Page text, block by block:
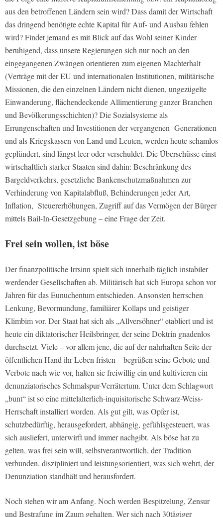
aus den betroffenen Ländern sein wird? Dass damit der Wirtschaft
das dringend benötigte echte Kapital für Auf- und Ausbau fehlen
wird? Findet jemand es mit Blick auf das Wohl seiner Kinder
beruhigend, dass unsere Regierungen sich nur noch an den
eingegangenen Zwängen orientieren zum eigenen Machterhalt
(Verträge mit der EU und internationalen Institutionen, militärische
Missionen, die den einzelnen Ländern nicht dienen, ungezügelte
Einwanderung, flächendeckende Allimentierung ganzer Branchen
und Bevölkerungsschichten)? Die Sozialsysteme als
Errungenschaften und Investitionen der vergangenen Generationen
und als Kriegskassen von Land und Leuten, werden heute schamlos
geplündert, sind längst leer oder verschuldet. Die Überschüsse einst
wirtschaftlich starker Staaten sind dahin: Beschränkung des
Bargeldverkehrs, gesetzliche Bankenschutzmaßnahmen zur
Verhinderung von Kapitalabfluß, Behinderungen jeder Art,
Inflation, Steuererhöhungen, Zugriff auf das Vermögen der Bürger
mittels Bail-In-Gesetzgebung – eine Frage der Zeit.
Frei sein wollen, ist böse
Der finanzpolitische Irrsinn spielt sich innerhalb täglich instabiler
werdender Gesellschaften ab. Militärisch hat sich Europa schon vor
Jahren für das Eunuchentum entschieden. Ansonsten herrschen
Lenkung, Bevormundung, familiärer Kollaps und geistiger
Klimbim vor. Der Staat hat sich als „Allversöhner“ etabliert und ist
heute ein diktatorischer Heilsbringer, der seine Doktrin gnadenlos
durchsetzt. Viele – vor allem jene, die auf der nahrhaften Seite der
öffentlichen Hand ihr Leben fristen – begrüßen seine Gebote und
Verbote nach wie vor, halten sie freiwillig ein und kultivieren ein
denunziatorisches Schmalspur-Verrätertum. Unter dem Schlagwort
„bunt“ ist so eine mittelalterlich-inquisitorische Schwarz-Weiss-
Herrschaft installiert worden. Als gut gilt, was Opfer ist,
schutzbedürftig, herausgefordert, abhängig, gefühlsgesteuert, was
sich ausliefert, unterwirft und immer nachgibt. Als böse hat zu
gelten, was frei sein will, selbstverantwortlich, der Tradition
verbunden, diszipliniert und leistungsorientiert, was sich wehrt, der
Denunziation standhält und herausfordert.
Noch stehen wir am Anfang. Noch werden Bespitzelung, Zensur
und Bestrafung im Zaum gehalten. Wer sich nach 30tägiger